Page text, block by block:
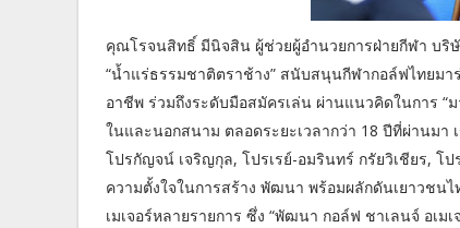
คุณโรจนสิทธิ์ มีนิจสิน ผู้ช่วยผู้อำนวยการฝ่ายกีฬา บริ
“น้ำแร่ธรรมชาติตราช้าง” สนับสนุนกีฬากอล์ฟไทยม
อาชีพ ร่วมถึงระดับมือสมัครเล่น ผ่านแนวคิดในการ
ในและนอกสนาม ตลอดระยะเวลากว่า 18 ปีที่ผ่านมา
โปรกัญจน์ เจริญกุล, โปรเรย์-อมรินทร์ กรัยวิเชียร, โ
ความตั้งใจในการสร้าง พัฒนา พร้อมผลักดันเยาวชน
เมเจอร์หลายรายการ ซึ่ง “พัฒนา กอล์ฟ ชาเลนจ์ อเม